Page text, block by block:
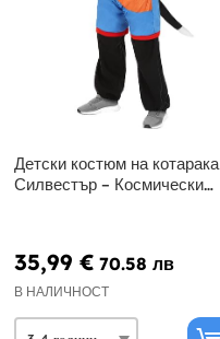
Детски костюм на котарака
Силвестър – Космически
35,99 € 70.58 лв
В НАЛИЧНОСТ